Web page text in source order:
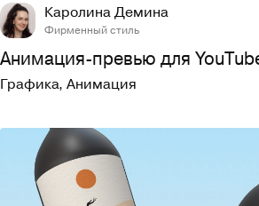
Каролина Демина
Фирменный стиль
Графика, Анимация